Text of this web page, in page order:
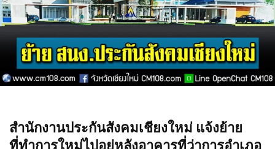
สำนักงานประกันสังคมเชียงใหม่ แจ้งย้าย
ที่ทำการใหม่ไปอยู่หลังอาคารที่ว่าการอำเภอ